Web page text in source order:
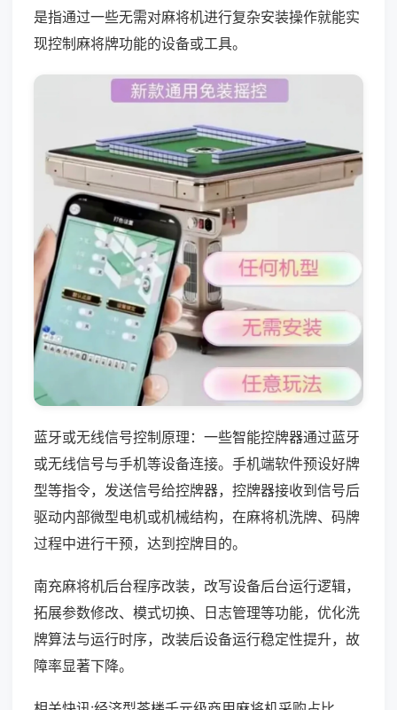
是指通过一些无需对麻将机进行复杂安装操作就能实
现控制麻将牌功能的设备或工具。
蓝牙或无线信号控制原理：一些智能控牌器通过蓝牙
或无线信号与手机等设备连接。手机端软件预设好牌
型等指令，发送信号给控牌器，控牌器接收到信号后
驱动内部微型电机或机械结构，在麻将机洗牌、码牌
过程中进行干预，达到控牌目的。
南充麻将机后台程序改装，改写设备后台运行逻辑，
拓展参数修改、模式切换、日志管理等功能，优化洗
牌算法与运行时序，改装后设备运行稳定性提升，故
障率显著下降。